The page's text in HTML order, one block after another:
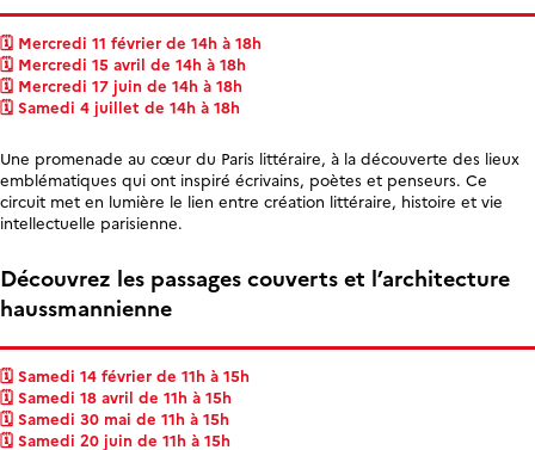
🗓️ Mercredi 11 février de 14h à 18h
🗓️ Mercredi 15 avril de 14h à 18h
🗓️ Mercredi 17 juin de 14h à 18h
🗓️ Samedi 4 juillet de 14h à 18h
Une promenade au cœur du Paris littéraire, à la découverte des lieux
emblématiques qui ont inspiré écrivains, poètes et penseurs. Ce
circuit met en lumière le lien entre création littéraire, histoire et vie
intellectuelle parisienne.
Découvrez les passages couverts et l’architecture
haussmannienne
🗓️ Samedi 14 février de 11h à 15h
🗓️ Samedi 18 avril de 11h à 15h
🗓️ Samedi 30 mai de 11h à 15h
🗓️ Samedi 20 juin de 11h à 15h